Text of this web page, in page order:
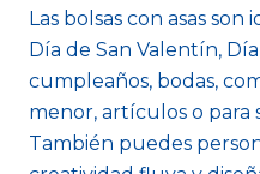
Las bolsas con asas son
Día de San Valentín,
cumpleaños, bodas,
menor, artículos o para
También puedes